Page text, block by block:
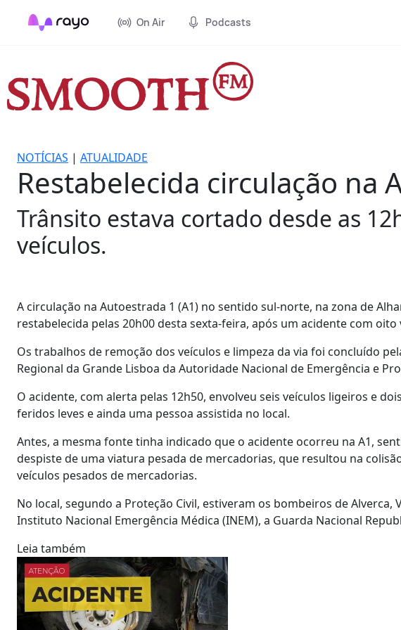
On Air Podcasts
NOTÍCIAS | ATUALIDADE
Restabelecida circulação na
Trânsito estava cortado desde as
veículos.
A circulação na Autoestrada 1 (A1) no sentido sul-norte, na zona de
restabelecida pelas 20h00 desta sexta-feira, após um acidente com
Os trabalhos de remoção dos veículos e limpeza da via foi concluído
Regional da Grande Lisboa da Autoridade Nacional de Emergência e
O acidente, com alerta pelas 12h50, envolveu seis veículos ligeiros e
feridos leves e ainda uma pessoa assistida no local.
Antes, a mesma fonte tinha indicado que o acidente ocorreu na A1,
despiste de uma viatura pesada de mercadorias, que resultou na
veículos pesados de mercadorias.
No local, segundo a Proteção Civil, estiveram os bombeiros de Alverca,
Instituto Nacional Emergência Médica (INEM), a Guarda Nacional
Leia também